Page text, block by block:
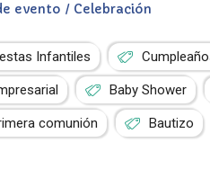
evento / Celebración
Infantiles
Baby Shower
comunión Bautizo